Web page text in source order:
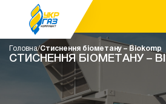
Головна Стиснення біометану – Biokomp
СТИСНЕННЯ БІОМЕТАНУ –